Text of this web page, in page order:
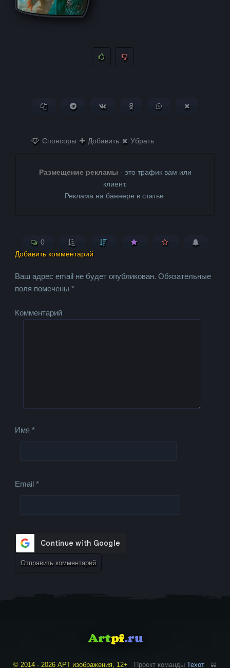
Копировать ссылкуПоделиться в Telegram
Поделиться ВКонтактеПоделиться в
Поделиться в
Спонсоры Добавить Убрать
Размещение рекламы - это трафик вам или
клиент.
Реклама на баннере в статье.
0
Добавить комментарий
Ваш адрес email не будет опубликован. Обязательные
поля помечены*
Комментарий
Имя*
Email*
© 2014 - 2026 АРТ изображения, 12+ Проект команды Техот 𝌴